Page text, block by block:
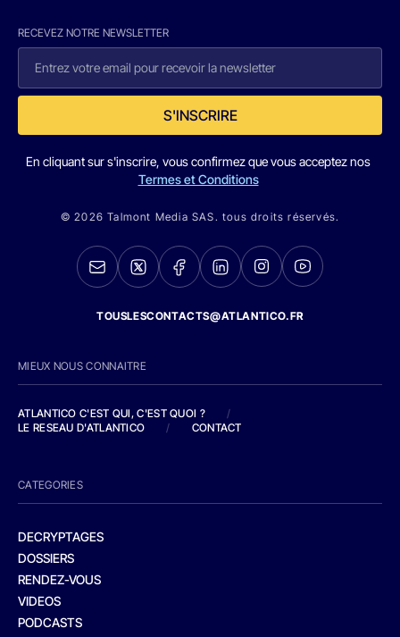
RECEVEZ NOTRE NEWSLETTER
S'INSCRIRE
En cliquant sur s'inscrire, vous confirmez que vous acceptez nos
Termes et Conditions
© 2026 Talmont Media SAS. tous droits réservés.
TOUSLESCONTACTS@ATLANTICO.FR
MIEUX NOUS CONNAITRE
ATLANTICO C'EST QUI, C'EST QUOI ?
/
LE RESEAU D'ATLANTICO
/ CONTACT
CATEGORIES
DECRYPTAGES
DOSSIERS
RENDEZ-VOUS
VIDEOS
PODCASTS